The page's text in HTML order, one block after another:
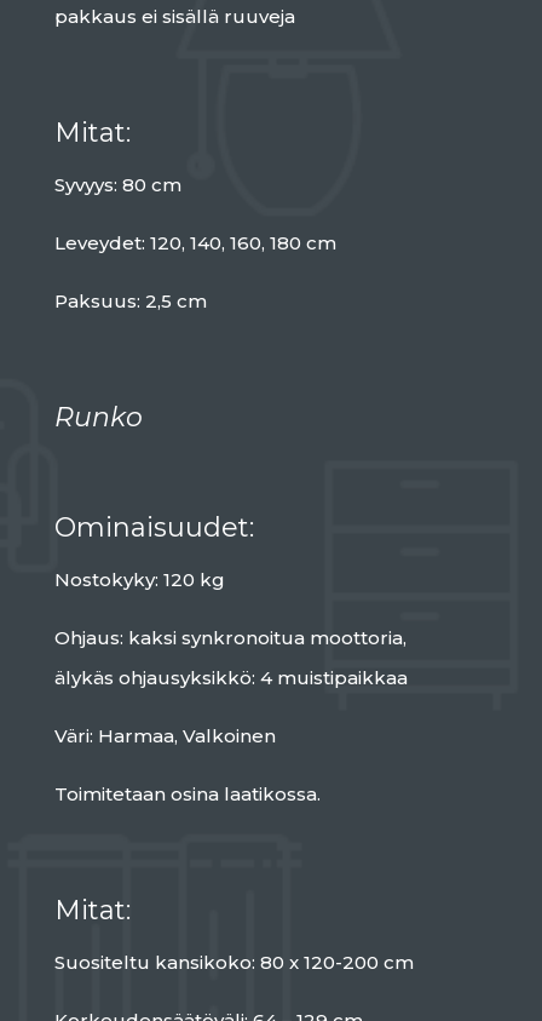
pakkaus ei sisällä ruuveja
Mitat:
Syvyys: 80 cm
Leveydet: 120, 140, 160, 180 cm
Paksuus: 2,5 cm
Runko
Ominaisuudet:
Nostokyky: 120 kg
Ohjaus: kaksi synkronoitua moottoria,
älykäs ohjausyksikkö: 4 muistipaikkaa
Väri: Harmaa, Valkoinen
Toimitetaan osina laatikossa.
Mitat:
Suositeltu kansikoko: 80 x 120-200 cm